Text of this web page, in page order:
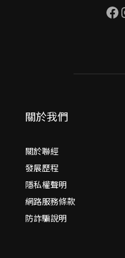
Facebook
關於我們
關於聯經
發展歷程
隱私權聲明
網路服務條款
防詐騙說明